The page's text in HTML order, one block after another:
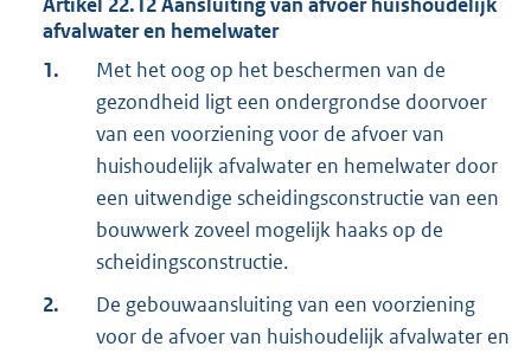
afvalwater en hemelwater
1.
Met het oog op het beschermen van de
gezondheid ligt een ondergrondse doorvoer
van een voorziening voor de afvoer van
huishoudelijk afvalwater en hemelwater door
een uitwendige scheidingsconstructie van een
bouwwerk zoveel mogelijk haaks op de
scheidingsconstructie.
2.
De gebouwaansluiting van een voorziening
voor de afvoer van huishoudelijk afvalwater en